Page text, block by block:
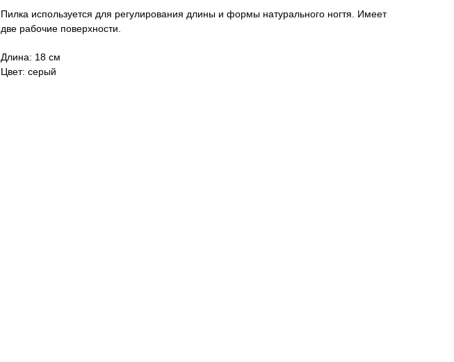
Пилка используется для регулирования длины и формы натурального ногтя. Имеет
две рабочие поверхности.
Длина: 18 см
Цвет: серый